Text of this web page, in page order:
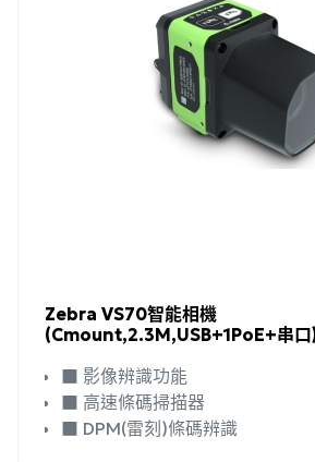
Zebra VS70智能相機
(Cmount,2.3M,USB+1PoE+串口
■ 影像辨識功能
■ 高速條碼掃描器
■ DPM(雷刻)條碼辨識